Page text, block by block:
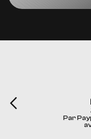
Par